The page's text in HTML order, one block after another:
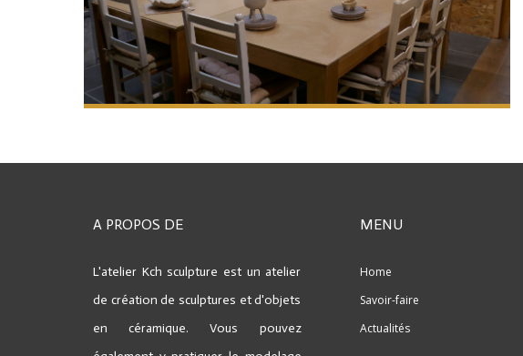
A PROPOS DE
L'atelier Kch sculpture est un atelier
de création de sculptures et d'objets
en céramique.
Vous pouvez
MENU
Home
Savoir-faire
Actualités